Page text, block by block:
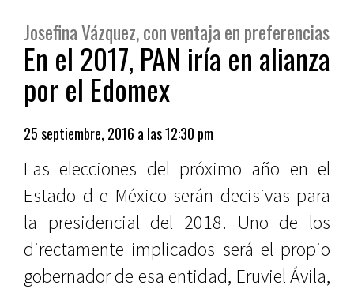
Josefina Vázquez, con ventaja en preferencias
En el 2017, PAN iría en alianza
por el Edomex
25 septiembre, 2016 a las 12:30 pm
Las elecciones del próximo año en el
Estado d e México serán decisivas para
la presidencial del 2018. Uno de los
directamente implicados será el propio
gobernador de esa entidad, Eruviel Ávila,